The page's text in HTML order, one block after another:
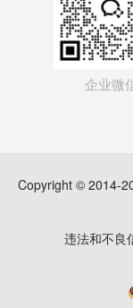
企业微
Copyright © 2014-
违法和不良